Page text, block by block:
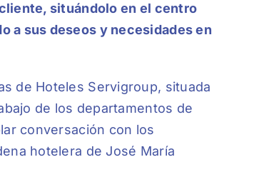
situándolo en el centro
a sus deseos y necesidades en
de Hoteles Servigroup, situada
de los departamentos de
conversación con los
hotelera de José María